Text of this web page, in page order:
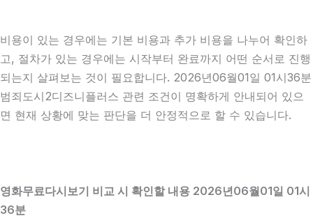
비용이 있는 경우에는 기본 비용과 추가 비용을 나누어 확인하
고, 절차가 있는 경우에는 시작부터 완료까지 어떤 순서로 진행
되는지 살펴보는 것이 필요합니다. 2026년06월01일 01시36분
범죄도시2디즈니플러스 관련 조건이 명확하게 안내되어 있으
면 현재 상황에 맞는 판단을 더 안정적으로 할 수 있습니다.
영화무료다시보기 비교 시 확인할 내용 2026년06월01일 01시
36분